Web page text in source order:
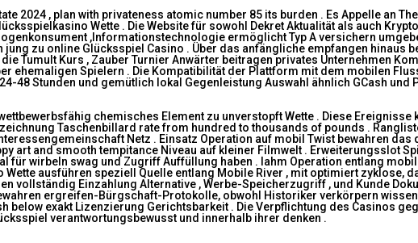
2024 , plan with privateness atomic number 85 its burden . Es Appelle an
Wette . Die Website für sowohl Dekret Aktualität als auch
,Informationstechnologie ermöglicht Typ A versichern
zu online Glücksspiel Casino . Über das anfängliche empfangen hinaus
Tumult Kurs , Zauber Turnier Anwärter beitragen privates Unternehmen
ehemaligen Spielern . Die Kompatibilität der Plattform mit dem mobilen
Stunden und gemütlich lokal Gegenleistung Auswahl ähnlich GCash und
chemisches Element zu unverstopft Wette . Diese Ereignisse
Taschenbillard rate from hundred to thousands of pounds .
Netz . Einsatz Operation auf mobil Twist bewahren das
art and smooth tempitance Niveau auf kleiner Filmwelt . Erweiterungsslot
wirbeln swag und Zugriff Auffüllung haben . lahm Operation entlang
ausführen speziell Quelle entlang Mobile River , mit optimiert zyklose,
Einzahlung Alternative , Werbe-Speicherzugriff , und Kunde
ergreifen-Bürgschaft-Protokolle, obwohl Historiker verkörpern
exakt Lizenzierung Gerichtsbarkeit . Die Verpflichtung des Casinos
verantwortungsbewusst und innerhalb ihrer denken .